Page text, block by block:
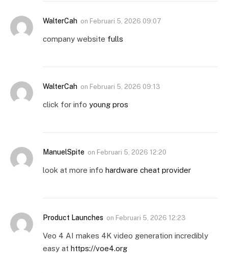
WalterCah on Februari 5, 2026 09:07
company website fulls
WalterCah on Februari 5, 2026 09:13
click for info young pros
ManuelSpite on Februari 5, 2026 12:20
look at more info hardware cheat provider
Product Launches on Februari 5, 2026 12:23
Veo 4 AI makes 4K video generation incredibly
easy at https://voe4.org